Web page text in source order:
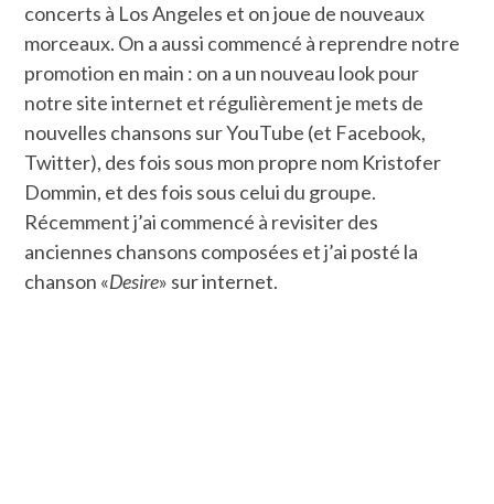
concerts à Los Angeles et on joue de nouveaux
morceaux. On a aussi commencé à reprendre notre
promotion en main : on a un nouveau look pour
notre site internet et régulièrement je mets de
nouvelles chansons sur YouTube (et Facebook,
Twitter), des fois sous mon propre nom Kristofer
Dommin, et des fois sous celui du groupe.
Récemment j’ai commencé à revisiter des
anciennes chansons composées et j’ai posté la
chanson «Desire» sur internet.